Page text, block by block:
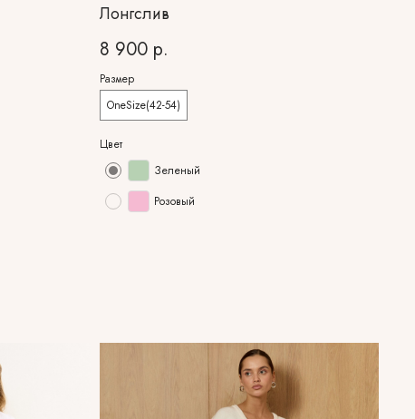
Лонгслив
8 900 р.
Размер
OneSize(42-54)
Цвет
Зеленый
Розовый